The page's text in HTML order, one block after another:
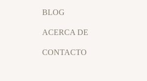
BLOG
ACERCA DE
CONTACTO